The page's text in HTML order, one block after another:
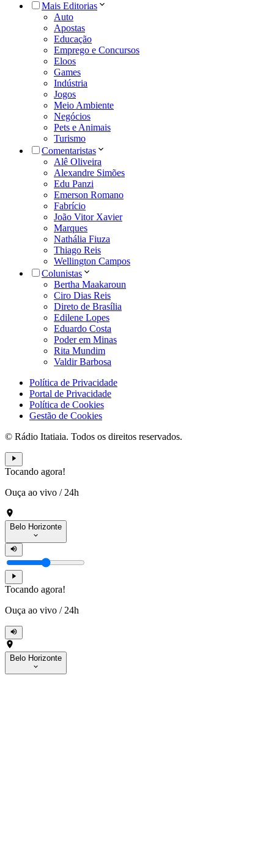
Mais Editorias
Auto
Apostas
Educação
Emprego e Concursos
Eloos
Games
Indústria
Jogos
Meio Ambiente
Negócios
Pets e Animais
Turismo
Comentaristas
Alê Oliveira
Alexandre Simões
Edu Panzi
Emerson Romano
Fabrício
João Vitor Xavier
Marques
Nathália Fiuza
Thiago Reis
Wellington Campos
Colunistas
Bertha Maakaroun
Ciro Dias Reis
Direto de Brasília
Edilene Lopes
Eduardo Costa
Poder em Minas
Rita Mundim
Valdir Barbosa
Política de Privacidade
Portal de Privacidade
Política de Cookies
Gestão de Cookies
© Rádio Itatiaia. Todos os direitos reservados.
Tocando agora!
Ouça ao vivo / 24h
Belo Horizonte
Tocando agora!
Ouça ao vivo / 24h
Belo Horizonte